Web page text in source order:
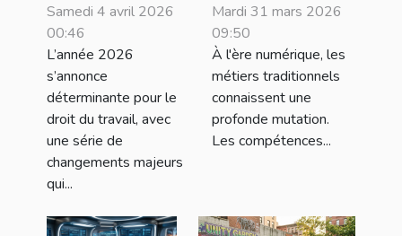
les
modifications
du droit du
travail en 2026
?
Samedi 4 avril 2026
00:46
L’année 2026
s’annonce
déterminante pour le
droit du travail, avec
une série de
changements majeurs
qui...
numériques
transforment-
elles les
métiers
traditionnels ?
Mardi 31 mars 2026
09:50
À l'ère numérique, les
métiers traditionnels
connaissent une
profonde mutation.
Les compétences...